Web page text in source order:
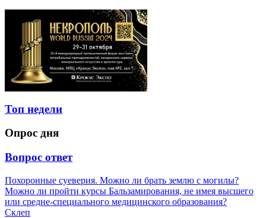
Топ недели
Опрос дня
Вопрос ответ
Похоронные суеверия. Можно ли брать землю с могилы?
Можно ли пройти курсы Бальзамирования, не имея высшего
или средне-специального медицинского образования?
Склеп